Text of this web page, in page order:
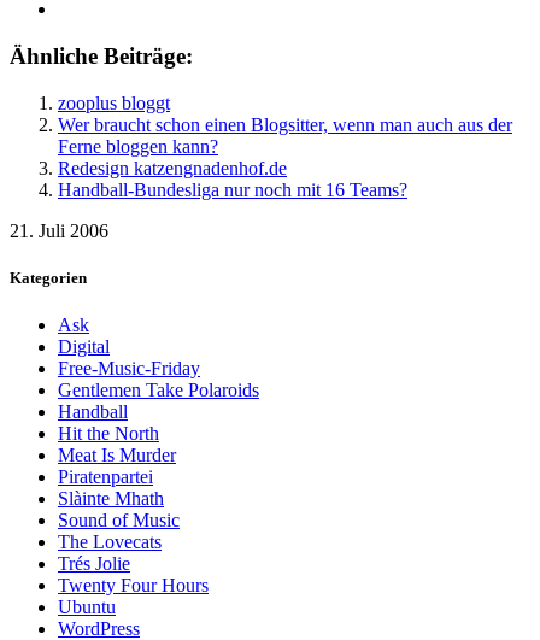
Ähnliche Beiträge:
zooplus bloggt
Wer braucht schon einen Blogsitter, wenn man auch aus der
Ferne bloggen kann?
Redesign katzengnadenhof.de
Handball-Bundesliga nur noch mit 16 Teams?
21. Juli 2006
Kategorien
Ask
Digital
Free-Music-Friday
Gentlemen Take Polaroids
Handball
Hit the North
Meat Is Murder
Piratenpartei
Slàinte Mhath
Sound of Music
The Lovecats
Trés Jolie
Twenty Four Hours
Ubuntu
WordPress